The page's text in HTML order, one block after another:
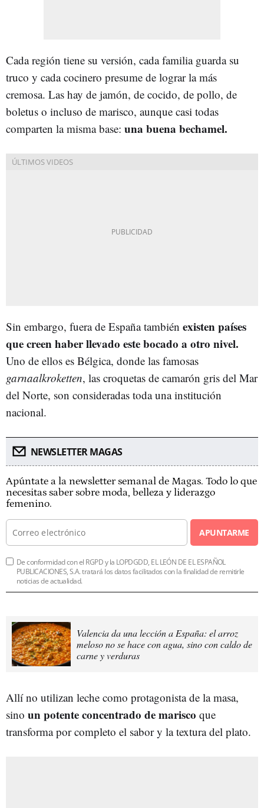
Cada región tiene su versión, cada familia guarda su
truco y cada cocinero presume de lograr la más
cremosa. Las hay de jamón, de cocido, de pollo, de
boletus o incluso de marisco, aunque casi todas
comparten la misma base: una buena bechamel.
Sin embargo, fuera de España también existen países
que creen haber llevado este bocado a otro nivel.
Uno de ellos es Bélgica, donde las famosas
garnaalkroketten, las croquetas de camarón gris del Mar
del Norte, son consideradas toda una institución
nacional.
NEWSLETTER MAGAS
Apúntate a la newsletter semanal de Magas. Todo lo que
necesitas saber sobre moda, belleza y liderazgo
femenino.
APUNTARME
De conformidad con el RGPD y la LOPDGDD, EL LEÓN DE EL ESPAÑOL
PUBLICACIONES, S.A. tratará los datos facilitados con la finalidad de remitirle
noticias de actualidad.
Valencia da una lección a España: el arroz
meloso no se hace con agua, sino con caldo de
carne y verduras
Allí no utilizan leche como protagonista de la masa,
sino un potente concentrado de marisco que
transforma por completo el sabor y la textura del plato.